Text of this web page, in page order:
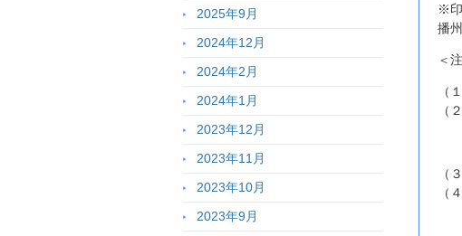
※印
播
＜
（
（
（
（
2025年9月
2024年12月
2024年2月
2024年1月
2023年12月
2023年11月
2023年10月
2023年9月